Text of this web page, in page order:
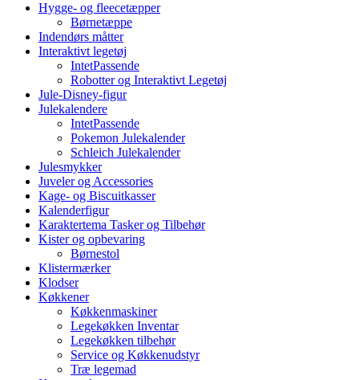
Hygge- og fleecetæpper
Børnetæppe
Indendørs måtter
Interaktivt legetøj
IntetPassende
Robotter og Interaktivt Legetøj
Jule-Disney-figur
Julekalendere
IntetPassende
Pokemon Julekalender
Schleich Julekalender
Julesmykker
Juveler og Accessories
Kage- og Biscuitkasser
Kalenderfigur
Karaktertema Tasker og Tilbehør
Kister og opbevaring
Børnestol
Klistermærker
Klodser
Køkkener
Køkkenmaskiner
Legekøkken Inventar
Legekøkken tilbehør
Service og Køkkenudstyr
Træ legemad